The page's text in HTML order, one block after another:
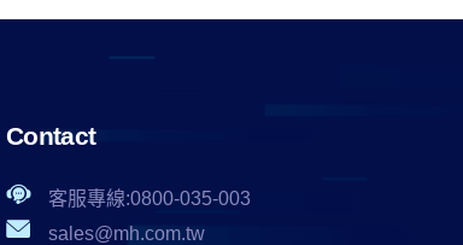
Contact
客服專線:0800-035-003
sales@mh.com.tw